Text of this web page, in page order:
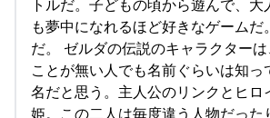
トルだ。子どもの頃から遊んで、
も夢中になれるほど好きなゲームだ
だ。 ゼルダの伝説のキャラクター
ことが無い人でも名前ぐらいは知っ
名だと思う。主人公のリンクとヒロ
姫。この二人は毎度違う人物だった